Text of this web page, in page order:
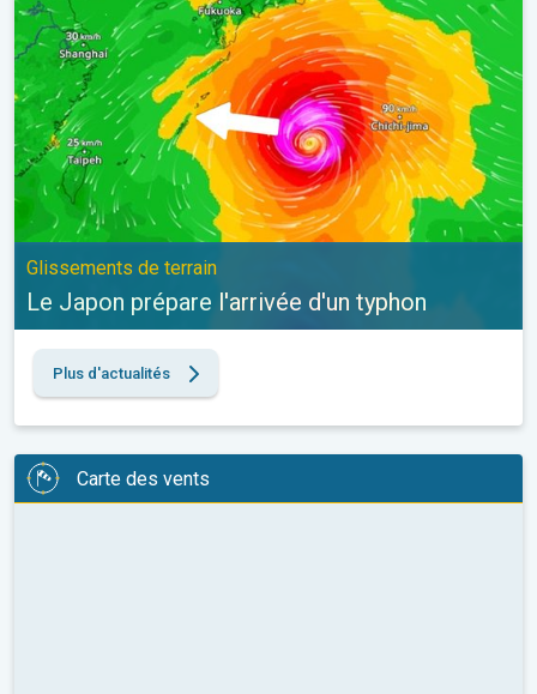
Glissements de terrain
Le Japon prépare l'arrivée d'un typhon
Plus d'actualités
Carte des vents